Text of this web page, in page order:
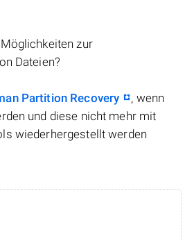
zur
Dateien?
Partition Recovery
, wenn
und diese nicht mehr mit
wiederhergestellt werden